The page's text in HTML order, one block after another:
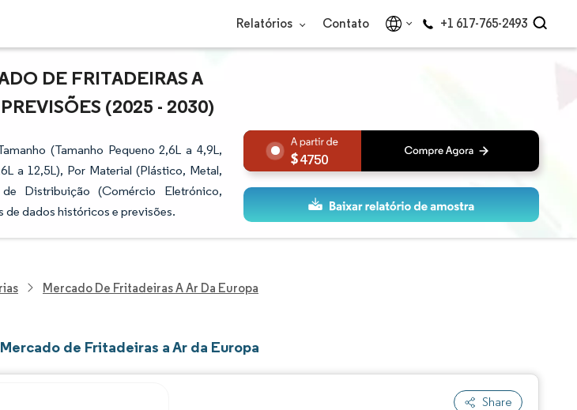
Relatórios Contato +1 617-765-2493
DE FRITADEIRAS A
(2025 - 2030)
(Tamanho Pequeno 2,6L a 4,9L,
a 12,5L), Por Material (Plástico, Metal,
Distribuição (Comércio Eletrónico,
dados históricos e previsões.
4750
Mercado De Fritadeiras A Ar Da Europa
de Fritadeiras a Ar da Europa
Share